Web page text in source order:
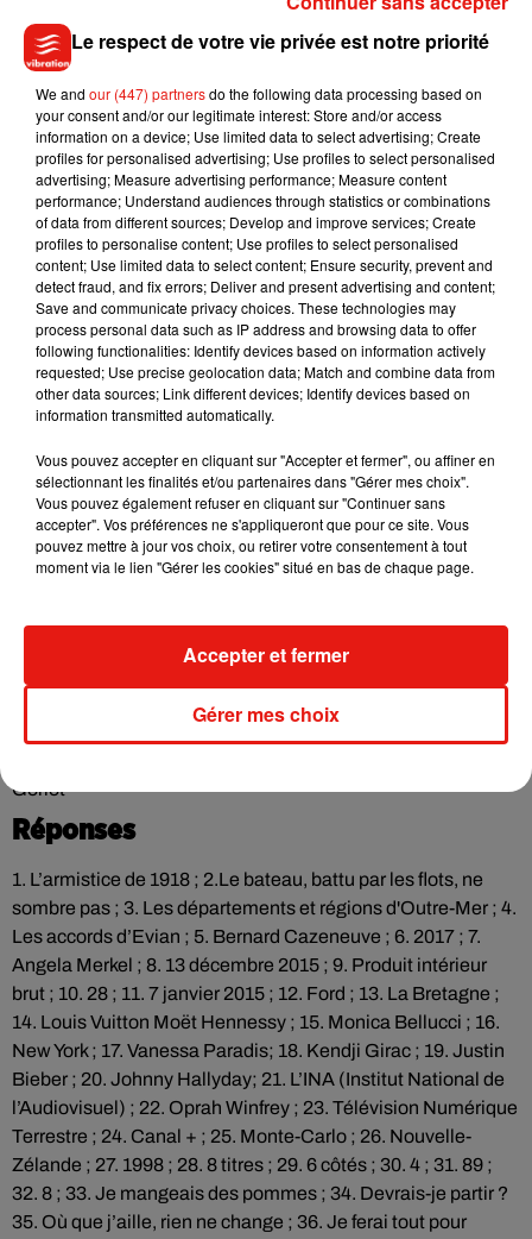
28. Teddy Riner est détenteur d'un record de titres de
champion du monde. Combien en a-t-il ?
Logique et mathématiques
29. Un Hexagone est un polygone à ... côtés
30. Dans une famille, les parents ont trois filles. Chacune
d'elle a un frère. Combien sont-ils d'enfants au total ?
31. Des places de parking sont numérotées ainsi :
06/68/88/XX/98. Trouvez le numéro de la place manquante
32. Trouvez la valeur de x dans l'équation suivante : 2x² = 128
In English
33. Que signifie en français : "I ate apples"
34. Que signifie en français : "Should I leave ?"
35. Que signifie en français : "Wherever I go, nothing
36. Que signifie en français : "I will do whatever it takes to get
this crown"
Littérature
/ Katherine Pancol / Virginie Despentes / Lou Doillon
Goriot
Réponses
1. L’armistice de 1918 ; 2.Le bateau, battu par les flots, ne
sombre pas ; 3. Les départements et régions d'Outre-Mer ; 4.
Les accords d’Evian ; 5. Bernard Cazeneuve ; 6. 2017 ; 7.
Angela Merkel ; 8. 13 décembre 2015 ; 9. Produit intérieur
brut ; 10. 28 ; 11. 7 janvier 2015 ; 12. Ford ; 13. La Bretagne ;
14. Louis Vuitton Moët Hennessy ; 15. Monica Bellucci ; 16.
New York ; 17. Vanessa Paradis; 18. Kendji Girac ; 19. Justin
Bieber ; 20. Johnny Hallyday; 21. L’INA (Institut National de
l’Audiovisuel) ; 22. Oprah Winfrey ; 23. Télévision Numérique
Terrestre ; 24. Canal + ; 25. Monte-Carlo ; 26. Nouvelle-
Zélande ; 27. 1998 ; 28. 8 titres ; 29. 6 côtés ; 30. 4 ; 31. 89 ;
32. 8 ; 33. Je mangeais des pommes ; 34. Devrais-je partir ?
35. Où que j’aille, rien ne change ; 36. Je ferai tout pour
Le respect de votre vie privée est notre priorité
We and our (447) partnersdo the following data processing based on
your consent and/or our legitimate interest: Store and/or access
information on a device; Use limited data to select advertising; Create
profiles for personalised advertising; Use profiles to select personalised
advertising; Measure advertising performance; Measure content
performance; Understand audiences through statistics or combinations
of data from different sources; Develop and improve services; Create
profiles to personalise content; Use profiles to select personalised
content; Use limited data to select content; Ensure security, prevent and
detect fraud, and fix errors; Deliver and present advertising and content;
Save and communicate privacy choices. These technologies may
process personal data such as IP address and browsing data to offer
following functionalities: Identify devices based on information actively
requested; Use precise geolocation data; Match and combine data from
other data sources; Link different devices; Identify devices based on
information transmitted automatically.
Vous pouvez accepter en cliquant sur "Accepter et fermer", ou affiner en
sélectionnant les finalités et/ou partenaires dans "Gérer mes choix".
Vous pouvez également refuser en cliquant sur "Continuer sans
accepter". Vos préférences ne s'appliqueront que pour ce site. Vous
pouvez mettre à jour vos choix, ou retirer votre consentement à tout
moment via le lien "Gérer les cookies" situé en bas de chaque page.
Gérer mes choix
Accepter et fermer